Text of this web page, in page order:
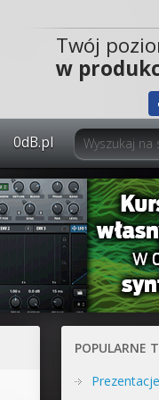
Twój
w
0dB.pl
0dB.pl - informacje
Newsletter
Materiały dla mediów
Archiwum aktualności
POPULARNE